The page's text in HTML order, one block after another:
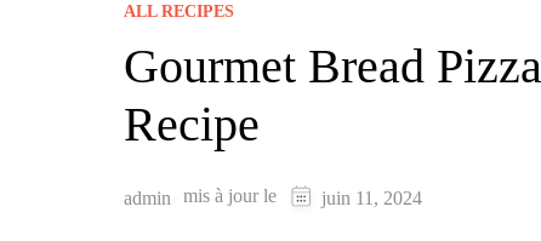
ALL RECIPES
Gourmet Bread
Recipe
admin mis à jour le juin 11, 2024